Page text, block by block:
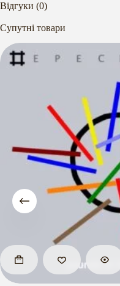
Відгуки (0)
Супутні товари